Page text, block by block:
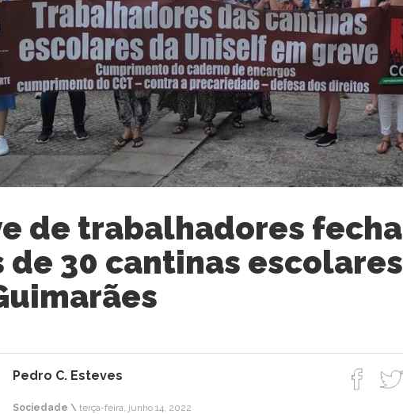
de trabalhadores fecha
de 30 cantinas escolares
Pedro C. Esteves
Sociedade \ terça-feira, junho 14, 2022